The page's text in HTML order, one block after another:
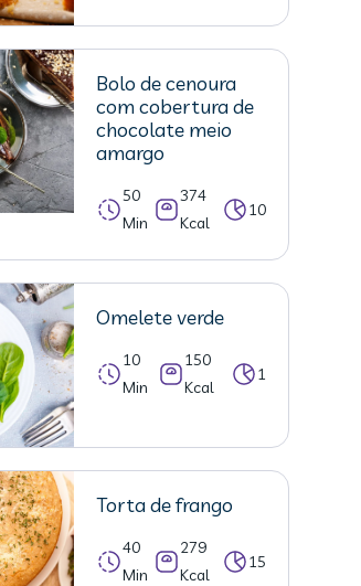
Bolo de cenoura
com cobertura de
chocolate meio
amargo
50
Min
374
Kcal
10
Omelete verde
10
Min
150
Kcal
1
Torta de frango
40
Min
279
Kcal
15